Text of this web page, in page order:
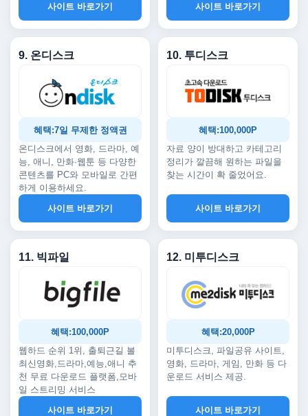
사이트 바로가기
사이트 바로가기
9. 온디스크
혜택:7일 무제한 정액권
온디스크에서 영화, 드라마, 예
능, 애니, 만화·웹툰 등 다양한
콘텐츠를 PC와 모바일로 간편
하게 이용하세요.
사이트 바로가기
10. 투디스크
혜택:100,000P
자료 양이 방대하고 카테고리
정리가 깔끔해 원하는 파일을
찾는 시간이 확 줄었어요.
사이트 바로가기
11. 빅파일
혜택:100,000P
웹하드 순위 1위, 출퇴근길 볼
최신영화,드라마,예능,애니 추
천 무료 다운로드 플랫폼,모바
일 스트리밍 서비스
사이트 바로가기
12. 미투디스크
혜택:20,000P
미투디스크, 파일공유 사이트,
영화, 드라마, 게임, 만화 등 다
운로드 서비스 제공.
사이트 바로가기